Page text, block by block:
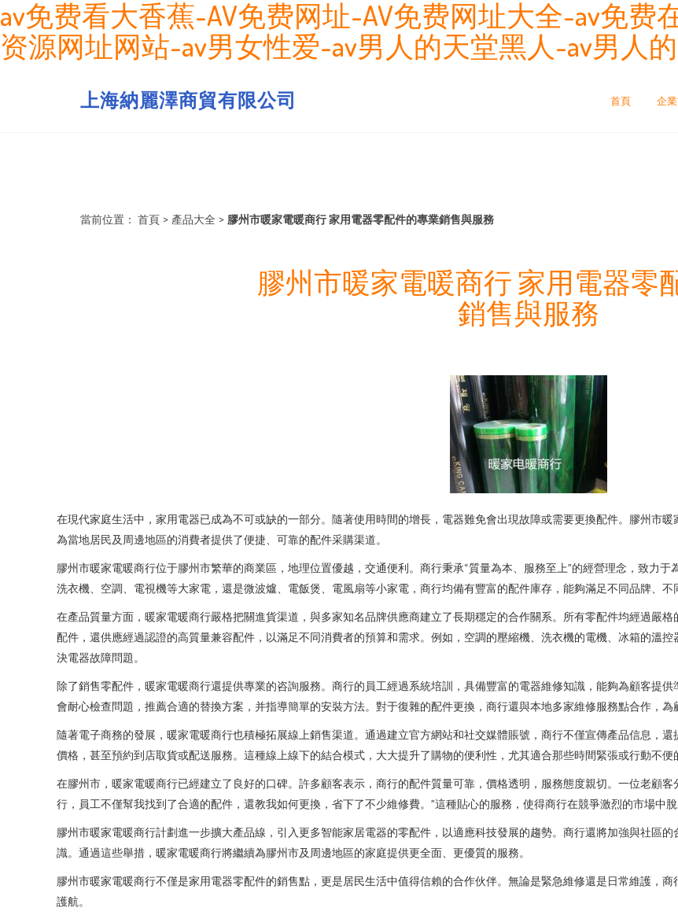
av免费看大香蕉-AV免费网址-AV免费网址大全-av免费
资源网址网站-av男女性爱-av男人的天堂黑人-av男人
上海納麗澤商貿有限公司 首頁 企
當前位置： 首頁 > 產品大全 > 膠州市暖家電暖商行 家用電器零配件的專業銷售與服務
膠州市暖家電暖商行 家用電器零
銷售與服務
在現代家庭生活中，家用電器已成為不可或缺的一部分。隨著使用時間的增長，電器難免會出現故障或需要更換配件。膠州市
為當地居民及周邊地區的消費者提供了便捷、可靠的配件采購渠道。
膠州市暖家電暖商行位于膠州市繁華的商業區，地理位置優越，交通便利。商行秉承“質量為本、服務至上”的經營理念，致力于
洗衣機、空調、電視機等大家電，還是微波爐、電飯煲、電風扇等小家電，商行均備有豐富的配件庫存，能夠滿足不同品牌、不
在產品質量方面，暖家電暖商行嚴格把關進貨渠道，與多家知名品牌供應商建立了長期穩定的合作關系。所有零配件均經過嚴
配件，還供應經過認證的高質量兼容配件，以滿足不同消費者的預算和需求。例如，空調的壓縮機、洗衣機的電機、冰箱的溫
決電器故障問題。
除了銷售零配件，暖家電暖商行還提供專業的咨詢服務。商行的員工經過系統培訓，具備豐富的電器維修知識，能夠為顧客提
會耐心檢查問題，推薦合適的替換方案，并指導簡單的安裝方法。對于復雜的配件更換，商行還與本地多家維修服務點合作，
隨著電子商務的發展，暖家電暖商行也積極拓展線上銷售渠道。通過建立官方網站和社交媒體賬號，商行不僅宣傳產品信息，
價格，甚至預約到店取貨或配送服務。這種線上線下的結合模式，大大提升了購物的便利性，尤其適合那些時間緊張或行動不便
在膠州市，暖家電暖商行已經建立了良好的口碑。許多顧客表示，商行的配件質量可靠，價格透明，服務態度親切。一位老顧
行，員工不僅幫我找到了合適的配件，還教我如何更換，省下了不少維修費。”這種貼心的服務，使得商行在競爭激烈的市場中脫
膠州市暖家電暖商行計劃進一步擴大產品線，引入更多智能家居電器的零配件，以適應科技發展的趨勢。商行還將加強與社區
識。通過這些舉措，暖家電暖商行將繼續為膠州市及周邊地區的家庭提供更全面、更優質的服務。
膠州市暖家電暖商行不僅是家用電器零配件的銷售點，更是居民生活中值得信賴的合作伙伴。無論是緊急維修還是日常維護，
護航。